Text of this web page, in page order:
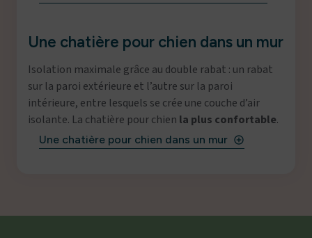
Une chatière pour chien dans un mur
Isolation maximale grâce au double rabat : un rabat
sur la paroi extérieure et l’autre sur la paroi
intérieure, entre lesquels se crée une couche d’air
isolante. La chatière pour chien la plus confortable.
Une chatière pour chien dans un mur add_circle_outline